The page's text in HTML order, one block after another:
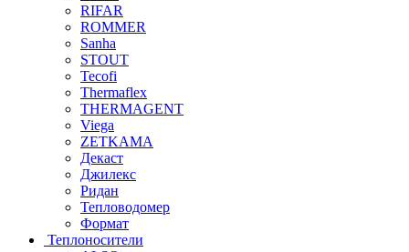
RIFAR
ROMMER
Sanha
STOUT
Tecofi
Thermaflex
THERMAGENT
Viega
ZETKAMA
Декаст
Джилекс
Ридан
Тепловодомер
Формат
Теплоносители